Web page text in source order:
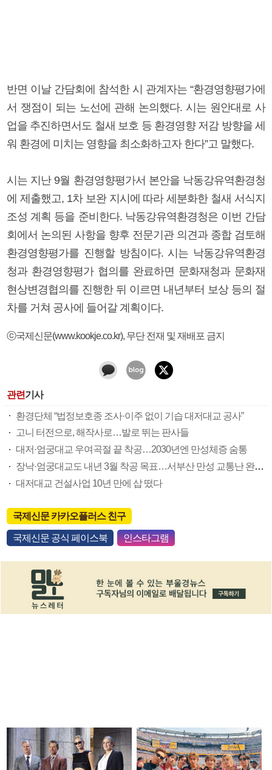
반면 이날 간담회에 참석한 시 관계자는 “환경영향평가에
서 쟁점이 되는 노선에 관해 논의했다. 시는 원안대로 사
업을 추진하면서도 철새 보호 등 환경영향 저감 방향을 세
워 환경에 미치는 영향을 최소화하고자 한다”고 말했다.
시는 지난 9월 환경영향평가서 본안을 낙동강유역환경청
에 제출했고, 1차 보완 지시에 따라 세분화한 철새 서식지
조성 계획 등을 준비한다. 낙동강유역환경청은 이번 간담
회에서 논의된 사항을 향후 전문기관 의견과 종합 검토해
환경영향평가를 진행할 방침이다. 시는 낙동강유역환경
청과 환경영향평가 협의를 완료하면 문화재청과 문화재
현상변경협의를 진행한 뒤 이르면 내년부터 보상 등의 절
차를 거쳐 공사에 들어갈 계획이다.
ⓒ국제신문(www.kookje.co.kr), 무단 전재 및 재배포 금지
관련기사
환경단체 “법정보호종 조사·이주 없이 기습 대저대교 공사”
고니 터전으로, 해작사로…발로 뛰는 판사들
대저·엄궁대교 우여곡절 끝 착공…2030년엔 만성체증 숨통
장낙·엄궁대교도 내년 3월 착공 목표…서부산 만성 교통난 완화 속도
대저대교 건설사업 10년 만에 삽 떴다
국제신문 카카오플러스 친구
국제신문 공식 페이스북 인스타그램